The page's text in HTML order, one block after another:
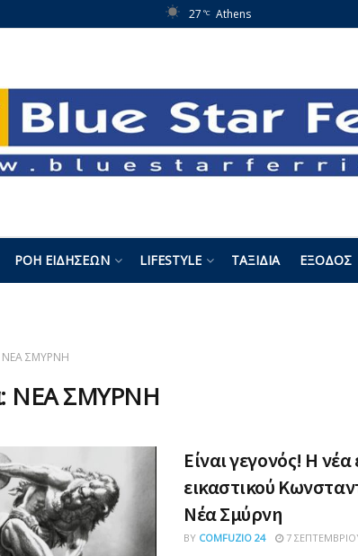
27 °C Athens
ΡΟΉ ΕΙΔΉΣΕΩΝ LIFESTYLE ΤΑΞΊΔΙΑ ΈΞΟΔΟΣ
ΝΕΑ ΣΜΥΡΝΗ
ΝΕΑ ΣΜΥΡΝΗ
Είναι γεγονός! Η
εικαστικού
Νέα Σμύρνη
BY COMFUZIO 24 7